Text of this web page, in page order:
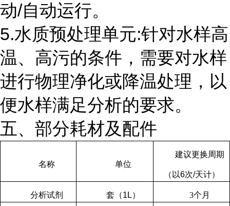
动/自动运行。
5.水质预处理单元:针对水样高
温、高污的条件，需要对水样
进行物理净化或降温处理，以
便水样满足分析的要求。
五、部分耗材及配件
名称 单位
建议更换周期
（以6次/天计）
分析试剂 套（1L） 3个月